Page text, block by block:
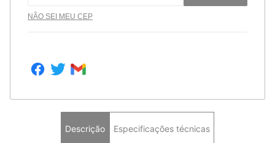
NÃO SEI MEU CEP
Descrição Especificações técnicas